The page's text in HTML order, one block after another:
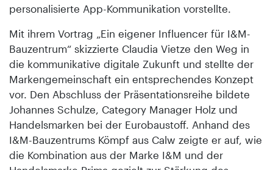
personalisierte App-Kommunikation vorstellte.
Mit ihrem Vortrag „Ein eigener Influencer für I&M-
Bauzentrum“ skizzierte Claudia Vietze den Weg in
die kommunikative digitale Zukunft und stellte der
Markengemeinschaft ein entsprechendes Konzept
vor. Den Abschluss der Präsentationsreihe bildete
Johannes Schulze, Category Manager Holz und
Handelsmarken bei der Eurobaustoff. Anhand des
I&M-Bauzentrums Kömpf aus Calw zeigte er auf, wie
die Kombination aus der Marke I&M und der